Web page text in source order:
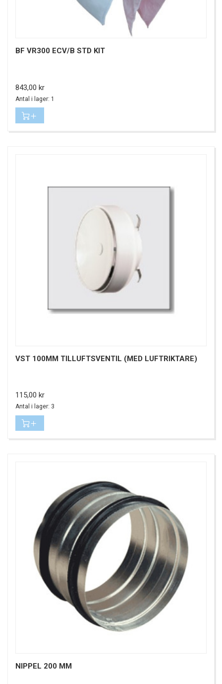
BF VR300 ECV/B STD KIT
Pris
843,00 kr
Antal i lager: 1
VST 100MM TILLUFTSVENTIL (MED LUFTRIKTARE)
Pris
115,00 kr
Antal i lager: 3
NIPPEL 200 MM